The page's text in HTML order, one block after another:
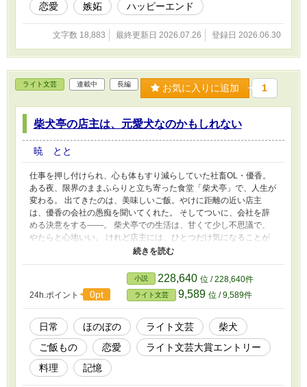
恋愛
嫉妬 ハッピーエンド
文字数 18,883 最終更新日 2026.07.26 登録日 2026.06.30
ライト文芸 連載中 長編 お気に入りに追加 1
柴犬亭の店主は、元愛犬なのかもしれない
暁 とと
仕事を押し付けられ、心も体もすり減らしていた社畜OL・優香。
ある夜、限界のままふらりと立ち寄った食堂「柴犬亭」で、人生が
変わる。 出てきたのは、美味しいご飯。やけに距離の近い店主
は、優香の会社の愚痴を聞いてくれた。 そしてついに、会社を辞
める決意をする――。 柴犬亭での生活は、甘くて少し不思議で、
やたらと心地いい。 けれど店主には、ひとつだけ気になることが
あった。 初めて会ったはずなのに、なぜか自分のことをよく知っ
ている。 それにあの仕草、距離感――どうしても、昔飼っていた
柴犬と重なって見えてしまうのだ。 もしかしてこの人、本当に
24h.ポイント
0pt
小説 228,640 位 / 228,640件
ライト文芸 9,589 位 / 9,589件
日常 ほのぼの ライト文芸
柴犬
ご飯もの
恋愛
ライト文芸大賞エントリー
料理
記憶